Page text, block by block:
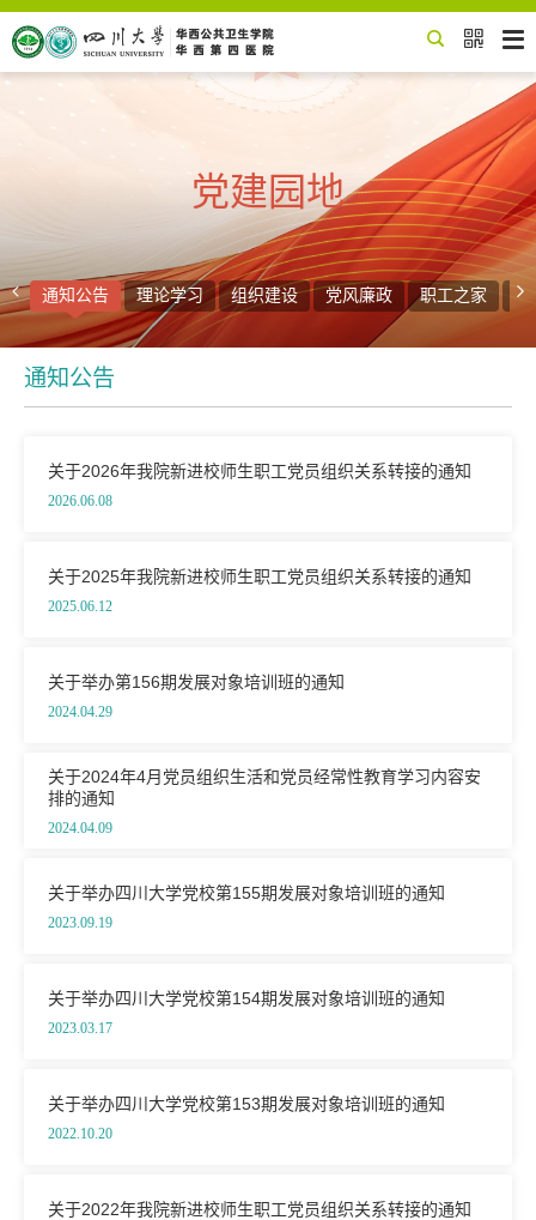
 
党建园地
通知公告 理论学习 组织建设 党风廉政 职工之家 团
 
通知公告
关于2026年我院新进校师生职工党员组织关系转接的通知
2026.06.08
关于2025年我院新进校师生职工党员组织关系转接的通知
2025.06.12
关于举办第156期发展对象培训班的通知
2024.04.29
关于2024年4月党员组织生活和党员经常性教育学习内容安
排的通知
2024.04.09
关于举办四川大学党校第155期发展对象培训班的通知
2023.09.19
关于举办四川大学党校第154期发展对象培训班的通知
2023.03.17
关于举办四川大学党校第153期发展对象培训班的通知
2022.10.20
关于2022年我院新进校师生职工党员组织关系转接的通知